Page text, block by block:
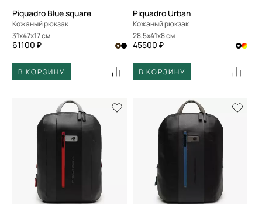
Piquadro Blue square
Кожаный рюкзак
31x47x17 см
61100 ₽
В КОРЗИНУ
Piquadro Urban
Кожаный рюкзак
28,5x41x8 см
45500 ₽
В КОРЗИНУ